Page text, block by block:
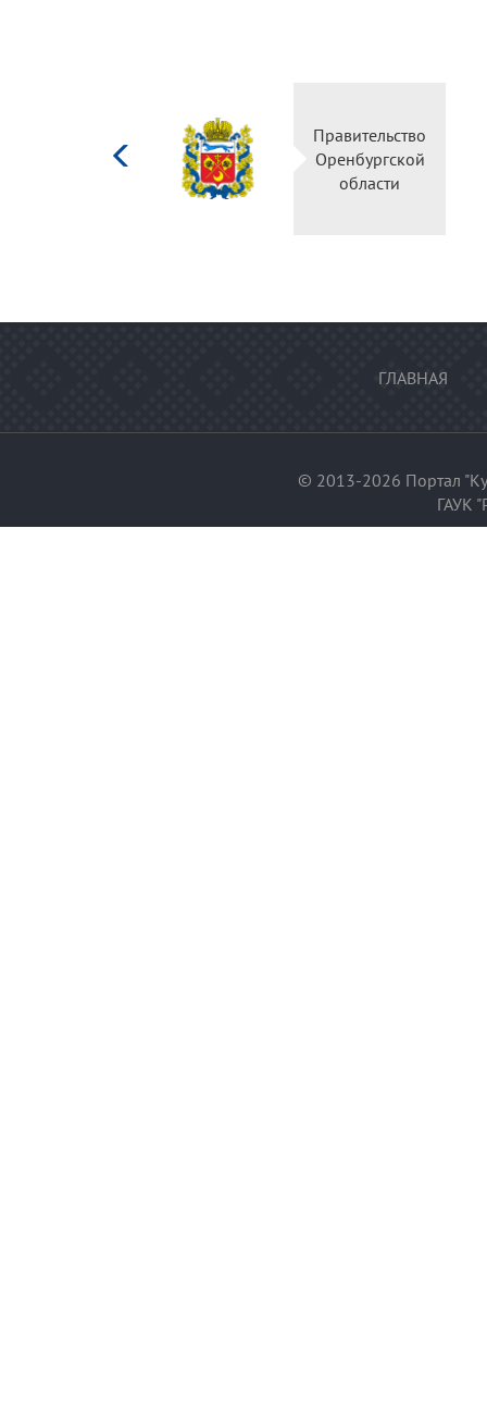
Министерство
культуры
Российской
федерации
ГЛАВНАЯ
© 2013-2026 Портал
ГАУК